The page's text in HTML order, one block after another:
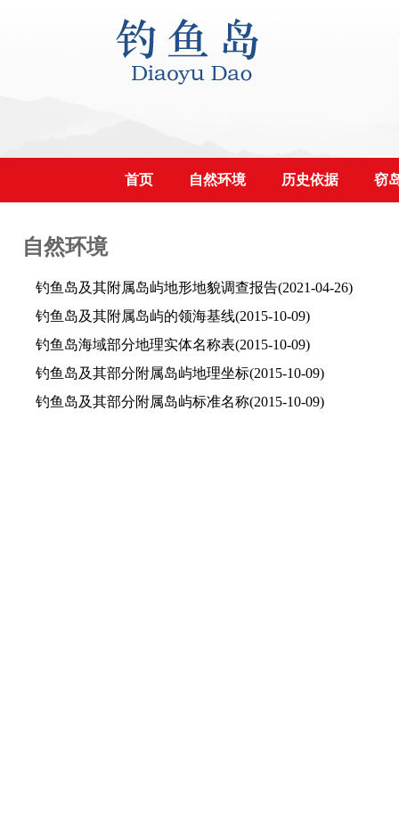
首页 自然环境 历史依据 窃
自然环境
钓鱼岛及其附属岛屿地形地貌调查报告(2021-04-26)
钓鱼岛及其附属岛屿的领海基线(2015-10-09)
钓鱼岛海域部分地理实体名称表(2015-10-09)
钓鱼岛及其部分附属岛屿地理坐标(2015-10-09)
钓鱼岛及其部分附属岛屿标准名称(2015-10-09)